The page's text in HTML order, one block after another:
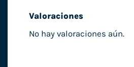
Valoraciones
No hay valoraciones aún.